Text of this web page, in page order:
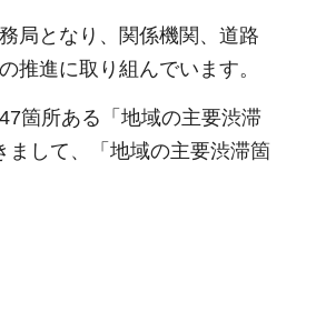
局となり、関係機関、道路
推進に取り組んでいます。
箇所ある「地域の主要渋滞
まして、「地域の主要渋滞箇